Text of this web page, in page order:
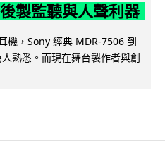
製監聽與人聲利器
機，Sony 經典 MDR-7506 到
熟悉。而現在舞台製作者與創